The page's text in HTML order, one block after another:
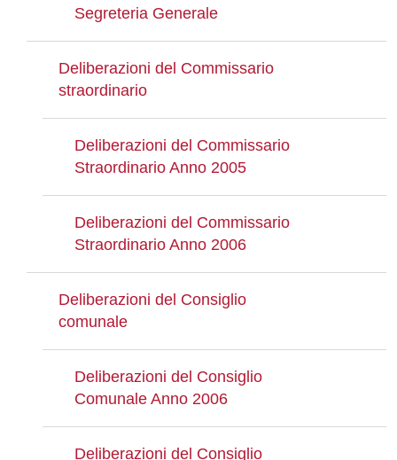
Segreteria Generale
Deliberazioni del Commissario
straordinario
Deliberazioni del Commissario
Straordinario Anno 2005
Deliberazioni del Commissario
Straordinario Anno 2006
Deliberazioni del Consiglio
comunale
Deliberazioni del Consiglio
Comunale Anno 2006
Deliberazioni del Consiglio